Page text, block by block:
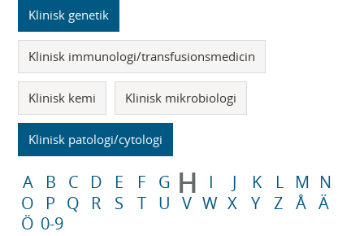
Klinisk genetik
Klinisk immunologi/transfusionsmedicin
Klinisk kemi Klinisk mikrobiologi
Klinisk patologi/cytologi
A B C D E F G H I J K L M N
O
P Q R S T U V W X Y Z Å Ä
Ö 0-9